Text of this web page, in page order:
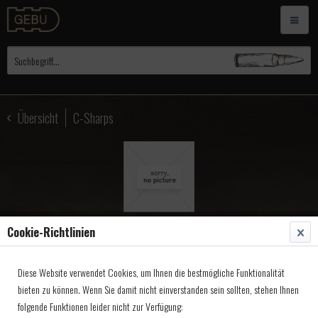
Übersicht C-Sharps
Range, De-Luxe 10-014
Artikel-Nr.:4401140
Cookie-Richtlinien
Diese Website verwendet Cookies, um Ihnen die bestmögliche Funktionalität
bieten zu können. Wenn Sie damit nicht einverstanden sein sollten, stehen Ihnen
folgende Funktionen leider nicht zur Verfügung: